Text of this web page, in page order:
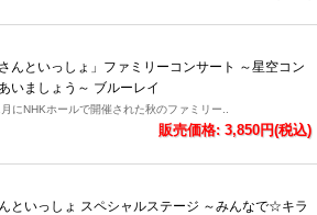
さんといっしょ」ファミリーコンサート ～星空コン
いましょう～ ブルーレイ
にNHKホールで開催された秋のファミリー..
販売価格: 3,850円(税込)
といっしょ スペシャルステージ ～みんなで☆キラ